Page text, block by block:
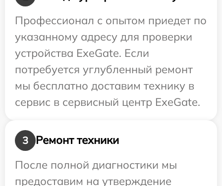
Профессионал с опытом приедет по
указанному адресу для проверки
устройства ExeGate. Если
потребуется углубленный ремонт
мы бесплатно доставим технику в
сервис в сервисный центр ExeGate.
3
Ремонт техники
После полной диагностики мы
предоставим на утверждение